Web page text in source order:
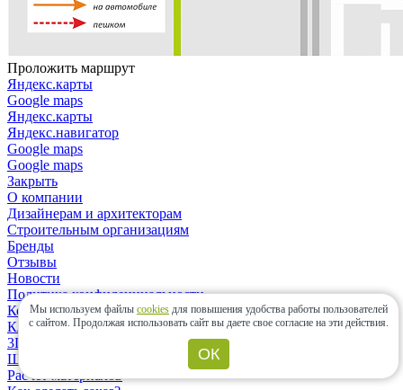
Проложить маршрут
Яндекс.карты
Google maps
Яндекс.карты
Яндекс.навигатор
Google maps
Google maps
Закрыть
О компании
Дизайнерам и архитекторам
Строительным организациям
Бренды
Отзывы
Новости
Политика конфиденциальности
Контакты
Клиентам
3D-дизайн
Шоу-рум
Расчет материалов
Мы используем файлы cookies для повышения удобства работы пользователей
с сайтом. Продолжая использовать сайт вы даете свое согласие на эти действия.
ОК